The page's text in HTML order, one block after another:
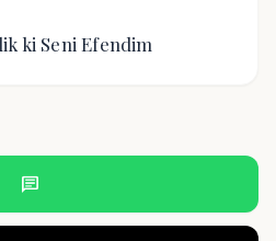
ki Seni Efendim
chat